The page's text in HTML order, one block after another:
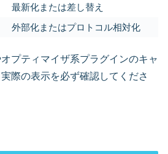
最新化または差し替え
外部化またはプロトコル相対化
プティマイザ系プラグインのキャ
際の表示を必ず確認してくださ